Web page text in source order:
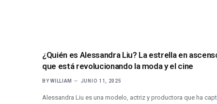
¿Quién es Alessandra Liu? La estrella en
que está revolucionando la moda y el cine
BY WILLIAM JUNIO 11, 2025
Alessandra Liu es una modelo, actriz y productora que ha